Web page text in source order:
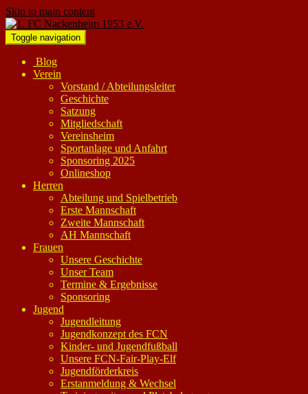
Skip to main content
Toggle navigation
Blog
Verein
Vorstand / Abteilungsleiter
Geschichte
Satzung
Mitgliedschaft
Vereinsheim
Sportanlage und Anfahrt
Sponsoring 2025
Onlineshop
Herren
Abteilung und Spielbetrieb
Erste Mannschaft
Zweite Mannschaft
AH Mannschaft
Frauen
Unsere Geschichte
Unser Team
Termine & Ergebnisse
Sponsoring
Jugend
Jugendleitung
Jugendkonzept des FCN
Kinder- und Jugendfußball
Unsere FCN-Fair-Play-Elf
Jugendförderkreis
Erstanmeldung & Wechsel